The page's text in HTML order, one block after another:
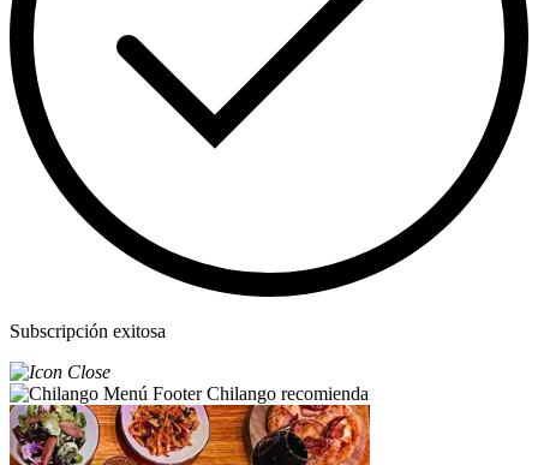
Subscripción exitosa
Chilango recomienda